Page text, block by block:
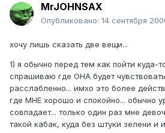
MrJOHNSAX
Опубликовано: 14 сентября
хочу лишь сказать две вещи...
1) я обычно перед тем как пойти куда-
спрашиваю где ОНА будет
расслабленно... имхо это более
где МНЕ хорошо и спокойно... обычно
совпадает... только один раз мне
такой кабак, куда без штуки зелени и